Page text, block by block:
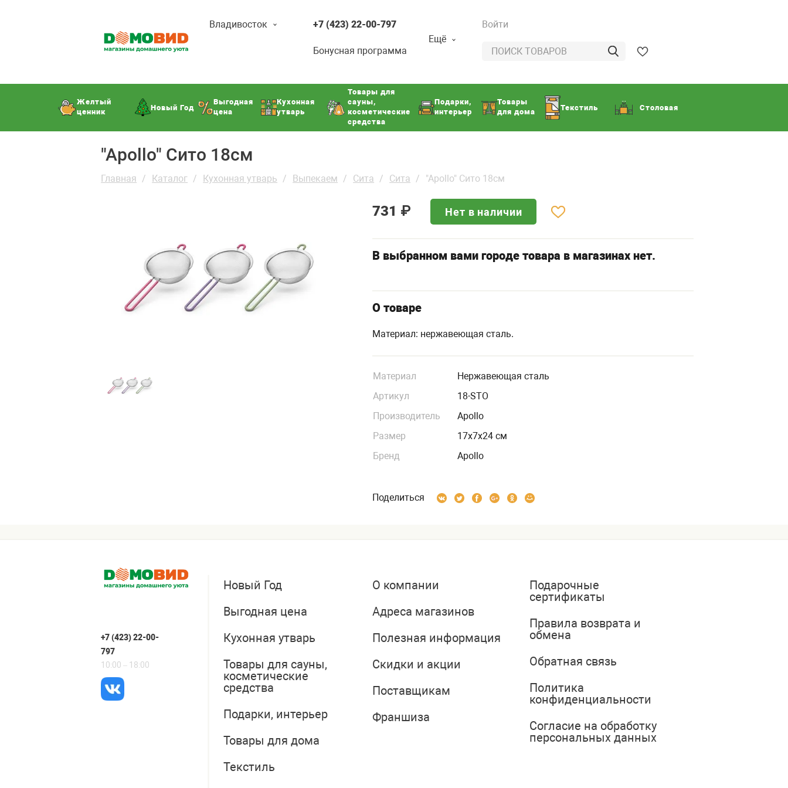
Владивосток +7 (423) 22-00-797
Бонусная программа
Ещё
Войти
Желтый
ценник
Новый Год
Выгодная
цена
Кухонная
утварь
Товары для
сауны,
косметические
средства
Подарки,
интерьер
Товары
для дома
Текстиль Столовая
"Apollo" Сито 18см
Главная Каталог Кухонная утварь Выпекаем Сита Сита "Apollo" Сито 18см
731 ₽ Нет в наличии
В выбранном вами городе товара в магазинах нет.
О товаре
Материал: нержавеющая сталь.
Материал
Нержавеющая сталь
Артикул
18-STO
Производитель
Apollo
Размер
17х7х24 см
Бренд
Apollo
Поделиться
+7 (423) 22-00-
797
10:00 – 18:00
Новый Год
Выгодная цена
Кухонная утварь
Товары для сауны,
косметические
средства
Подарки, интерьер
Товары для дома
Текстиль
О компании
Адреса магазинов
Полезная информация
Скидки и акции
Поставщикам
Франшиза
Подарочные
сертификаты
Правила возврата и
обмена
Обратная связь
Политика
конфиденциальности
Согласие на обработку
персональных данных